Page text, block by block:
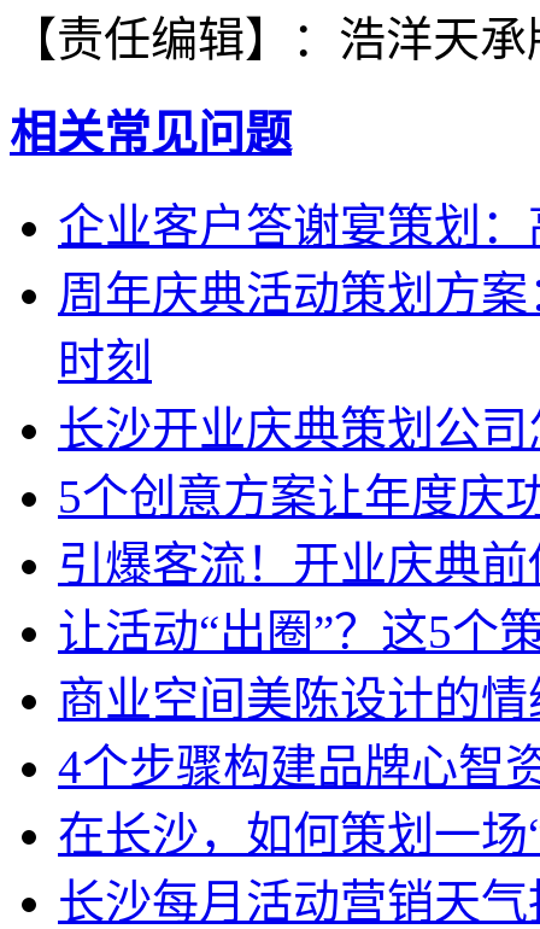
【责任编辑】： 浩洋天承
相关常见问题
企业客户答谢宴策划
周年庆典活动策划方
时刻
长沙开业庆典策划公
5个创意方案让年度庆
引爆客流！开业庆典
让活动“出圈”？这5个
商业空间美陈设计的
4个步骤构建品牌心智
在长沙，如何策划一
长沙每月活动营销天气